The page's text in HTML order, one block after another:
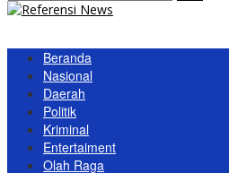
Beranda
Nasional
Daerah
Politik
Kriminal
Entertaiment
Olah Raga